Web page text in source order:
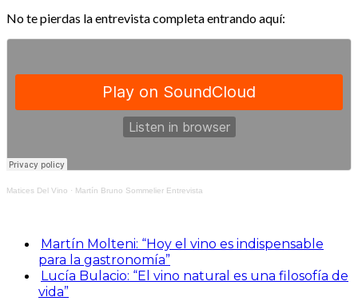
No te pierdas la entrevista completa entrando aquí:
Matices Del Vino · Martín Bruno Sommelier Entrevista
Martín Molteni: “Hoy el vino es indispensable
para la gastronomía”
Lucía Bulacio: “El vino natural es una filosofía de
vida”